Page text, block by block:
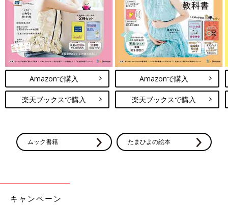
Amazonで購入
楽天ブックスで購入
Amazonで購入
楽天ブックスで購入
ムック書籍 たまひよの絵本
キャンペーン